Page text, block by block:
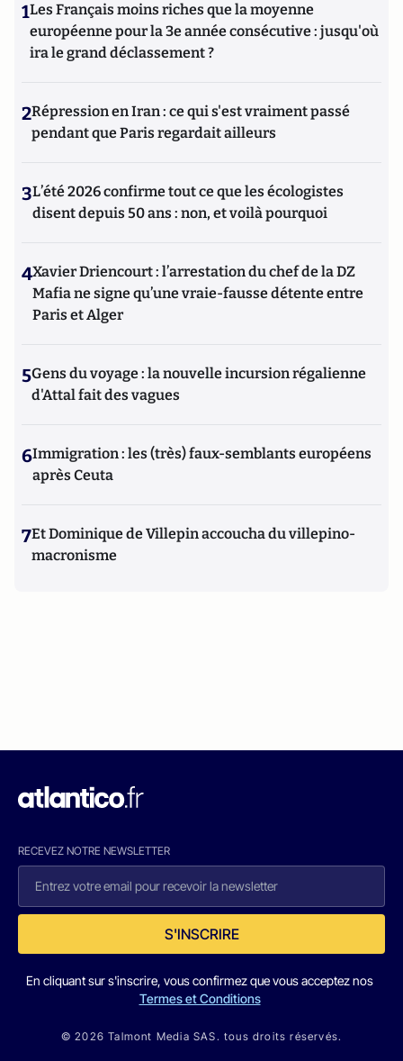
1Les Français moins riches que la moyenne
européenne pour la 3e année consécutive : jusqu'où
ira le grand déclassement ?
2Répression en Iran : ce qui s'est vraiment passé
pendant que Paris regardait ailleurs
3L’été 2026 confirme tout ce que les écologistes
disent depuis 50 ans : non, et voilà pourquoi
4Xavier Driencourt : l’arrestation du chef de la DZ
Mafia ne signe qu’une vraie-fausse détente entre
Paris et Alger
5Gens du voyage : la nouvelle incursion régalienne
d'Attal fait des vagues
6Immigration : les (très) faux-semblants européens
après Ceuta
7Et Dominique de Villepin accoucha du villepino-
macronisme
RECEVEZ NOTRE NEWSLETTER
S'INSCRIRE
En cliquant sur s'inscrire, vous confirmez que vous acceptez nos
Termes et Conditions
© 2026 Talmont Media SAS. tous droits réservés.